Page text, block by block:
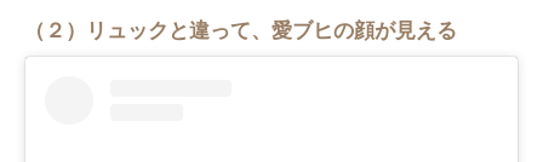
（２）リュックと違って、愛ブヒの顔が見える